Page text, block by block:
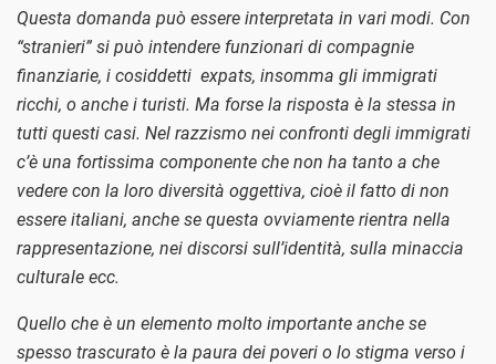
Questa domanda può essere interpretata in vari modi. Con
“stranieri” si può intendere funzionari di compagnie
finanziarie, i cosiddetti expats, insomma gli immigrati
ricchi, o anche i turisti. Ma forse la risposta è la stessa in
tutti questi casi. Nel razzismo nei confronti degli immigrati
c’è una fortissima componente che non ha tanto a che
vedere con la loro diversità oggettiva, cioè il fatto di non
essere italiani, anche se questa ovviamente rientra nella
rappresentazione, nei discorsi sull’identità, sulla minaccia
culturale ecc.
Quello che è un elemento molto importante anche se
spesso trascurato è la paura dei poveri o lo stigma verso i